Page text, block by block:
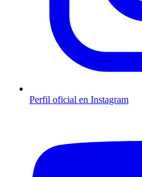
Perfil oficial en Instagram